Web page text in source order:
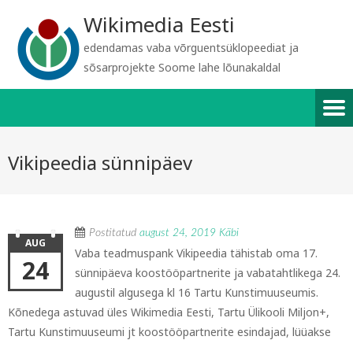
Wikimedia Eesti
edendamas vaba võrguentsüklopeediat ja
sõsarprojekte Soome lahe lõunakaldal
Vikipeedia sünnipäev
Postitatud august 24, 2019 Käbi
AUG
24
Vaba teadmuspank Vikipeedia tähistab oma 17.
sünnipäeva koostööpartnerite ja vabatahtlikega 24.
augustil algusega kl 16 Tartu Kunstimuuseumis.
Kõnedega astuvad üles Wikimedia Eesti, Tartu Ülikooli Miljon+,
Tartu Kunstimuuseumi jt koostööpartnerite esindajad, lüüakse